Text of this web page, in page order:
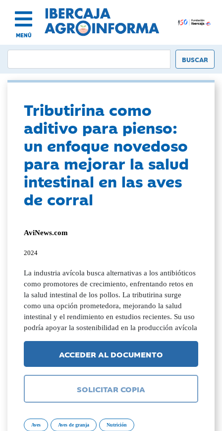
MENÚ
Tributirina como
aditivo para pienso:
un enfoque novedoso
para mejorar la salud
intestinal en las aves
de corral
AviNews.com
2024
La industria avícola busca alternativas a los antibióticos
como promotores de crecimiento, enfrentando retos en
la salud intestinal de los pollos. La tributirina surge
como una opción prometedora, mejorando la salud
intestinal y el rendimiento en estudios recientes. Su uso
podría apoyar la sostenibilidad en la producción avícola
ACCEDER AL DOCUMENTO
SOLICITAR COPIA
Aves Aves de granja Nutrición